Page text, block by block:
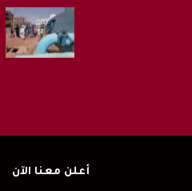
أعلن معنا الآن